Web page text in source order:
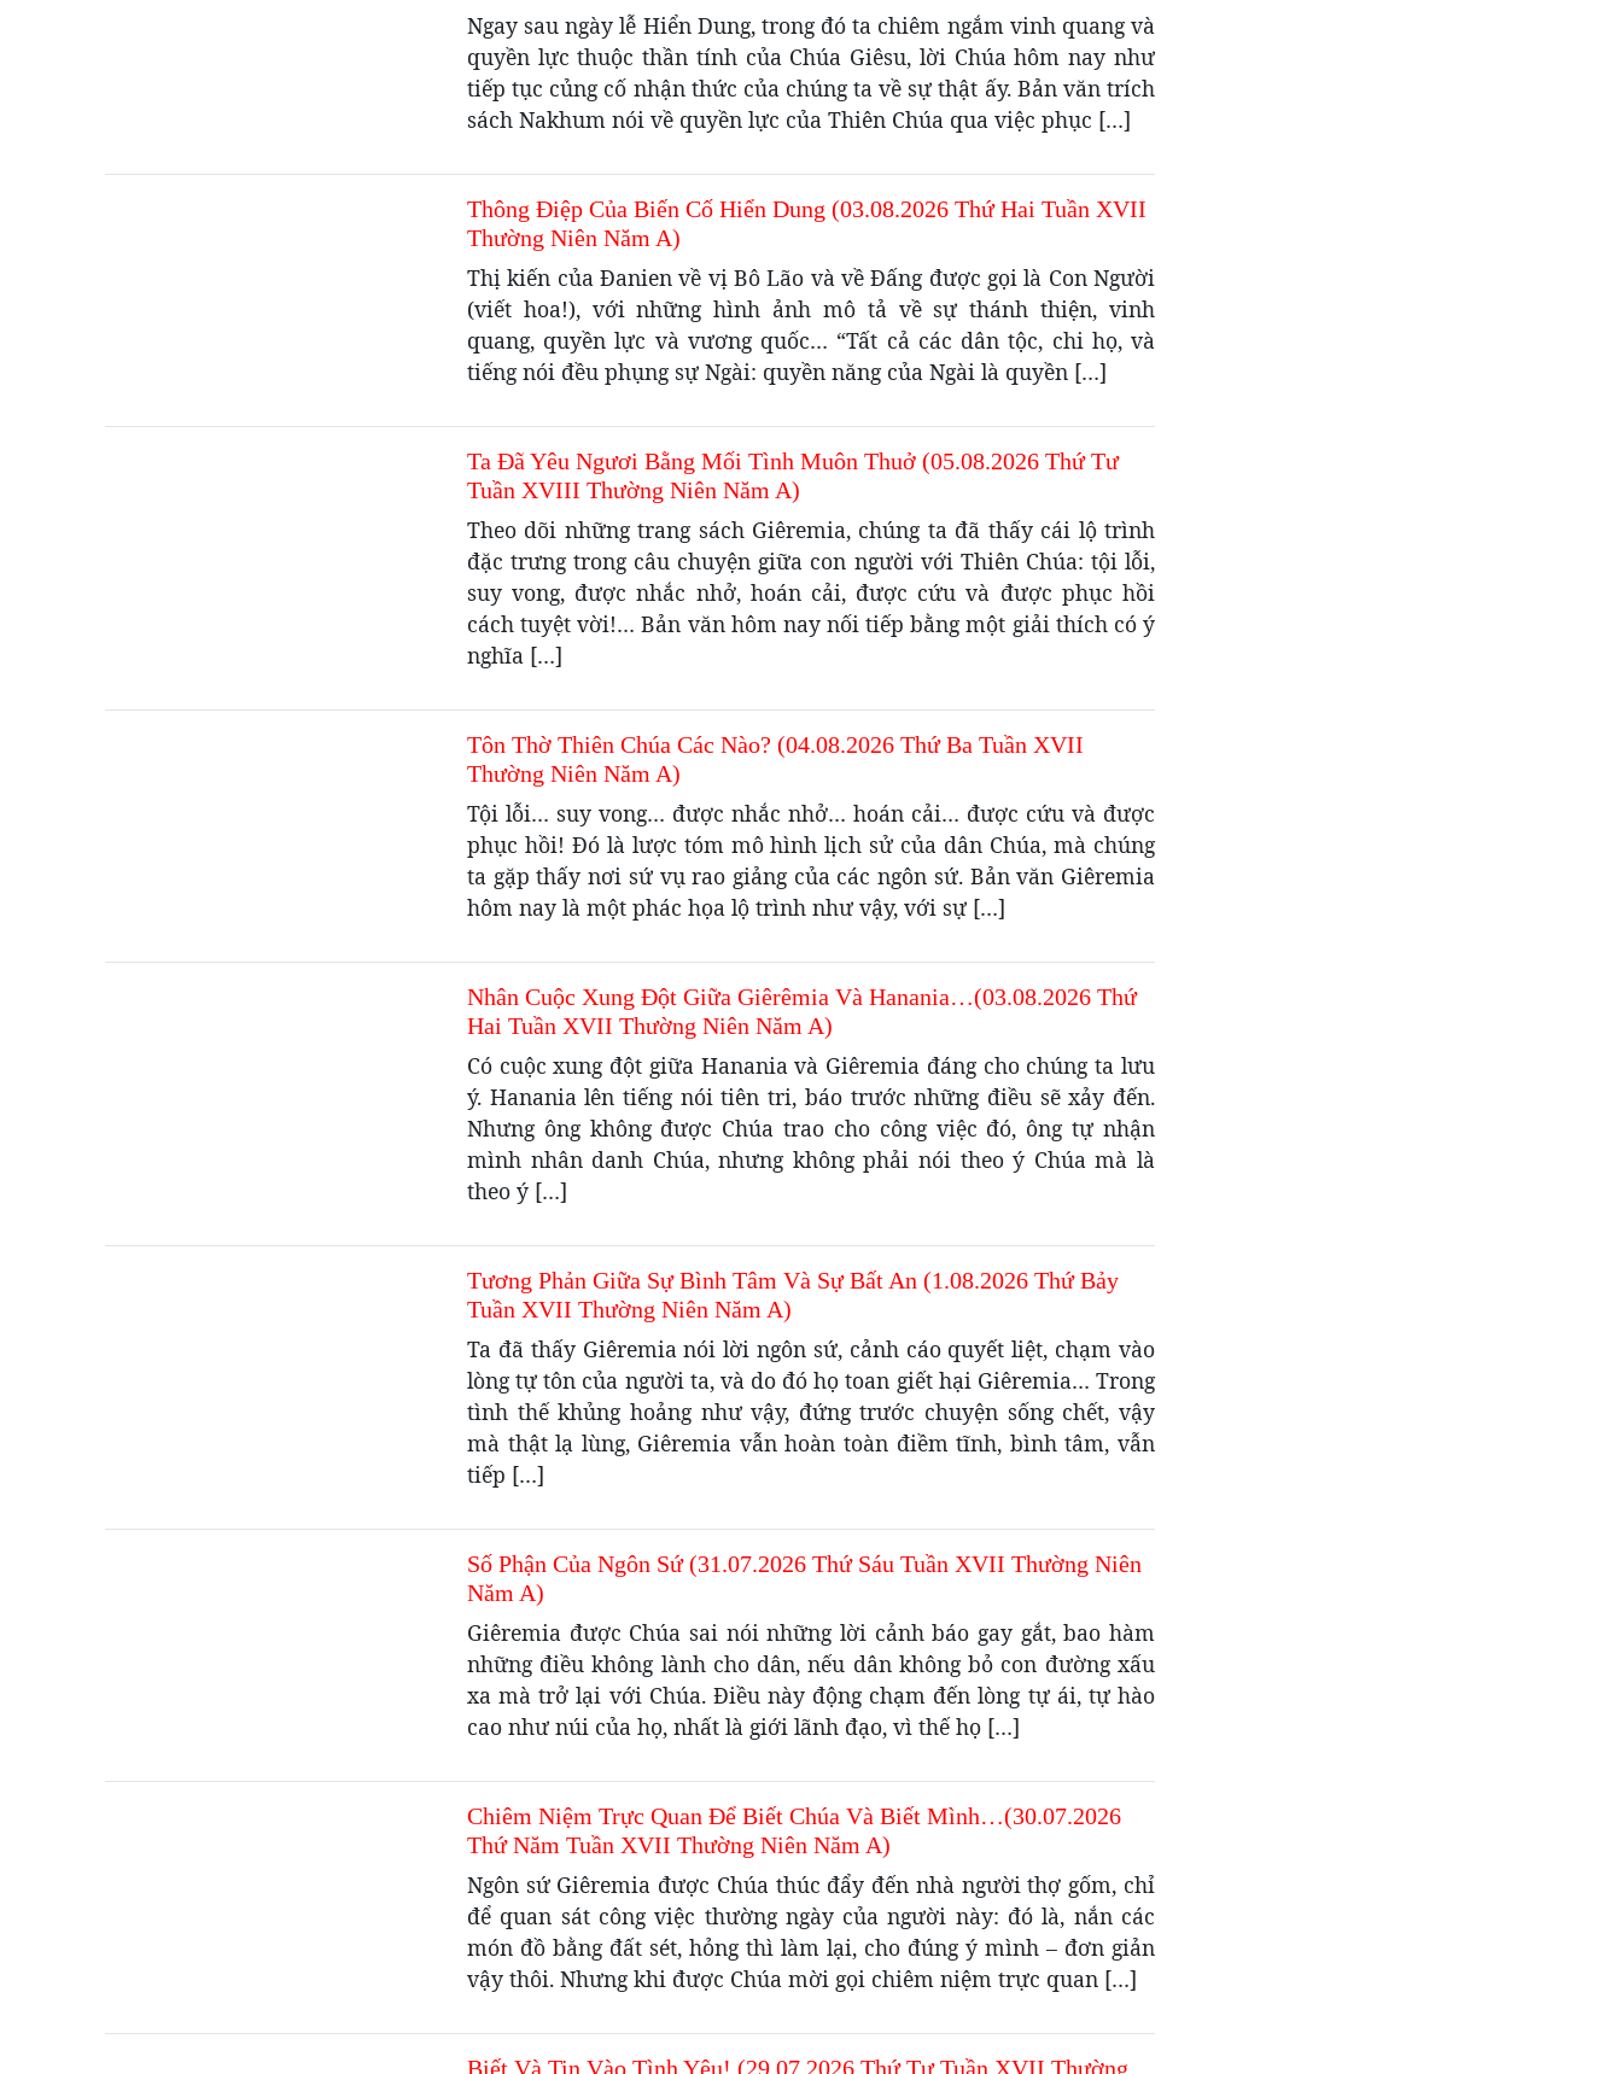
Ngay sau ngày lễ Hiển Dung, trong đó ta chiêm ngắm vinh quang và
quyền lực thuộc thần tính của Chúa Giêsu, lời Chúa hôm nay như
tiếp tục củng cố nhận thức của chúng ta về sự thật ấy. Bản văn trích
sách Nakhum nói về quyền lực của Thiên Chúa qua việc phục […]
Thông Điệp Của Biến Cố Hiển Dung (03.08.2026 Thứ Hai Tuần XVII
Thường Niên Năm A)
Thị kiến của Đanien về vị Bô Lão và về Đấng được gọi là Con Người
(viết hoa!), với những hình ảnh mô tả về sự thánh thiện, vinh
quang, quyền lực và vương quốc… “Tất cả các dân tộc, chi họ, và
tiếng nói đều phụng sự Ngài: quyền năng của Ngài là quyền […]
Ta Đã Yêu Ngươi Bằng Mối Tình Muôn Thuở (05.08.2026 Thứ Tư
Tuần XVIII Thường Niên Năm A)
Theo dõi những trang sách Giêremia, chúng ta đã thấy cái lộ trình
đặc trưng trong câu chuyện giữa con người với Thiên Chúa: tội lỗi,
suy vong, được nhắc nhở, hoán cải, được cứu và được phục hồi
cách tuyệt vời!… Bản văn hôm nay nối tiếp bằng một giải thích có ý
nghĩa […]
Tôn Thờ Thiên Chúa Các Nào? (04.08.2026 Thứ Ba Tuần XVII
Thường Niên Năm A)
Tội lỗi… suy vong… được nhắc nhở… hoán cải… được cứu và được
phục hồi! Đó là lược tóm mô hình lịch sử của dân Chúa, mà chúng
ta gặp thấy nơi sứ vụ rao giảng của các ngôn sứ. Bản văn Giêremia
hôm nay là một phác họa lộ trình như vậy, với sự […]
Nhân Cuộc Xung Đột Giữa Giêrêmia Và Hanania…(03.08.2026 Thứ
Hai Tuần XVII Thường Niên Năm A)
Có cuộc xung đột giữa Hanania và Giêremia đáng cho chúng ta lưu
ý. Hanania lên tiếng nói tiên tri, báo trước những điều sẽ xảy đến.
Nhưng ông không được Chúa trao cho công việc đó, ông tự nhận
mình nhân danh Chúa, nhưng không phải nói theo ý Chúa mà là
theo ý […]
Tương Phản Giữa Sự Bình Tâm Và Sự Bất An (1.08.2026 Thứ Bảy
Tuần XVII Thường Niên Năm A)
Ta đã thấy Giêremia nói lời ngôn sứ, cảnh cáo quyết liệt, chạm vào
lòng tự tôn của người ta, và do đó họ toan giết hại Giêremia… Trong
tình thế khủng hoảng như vậy, đứng trước chuyện sống chết, vậy
mà thật lạ lùng, Giêremia vẫn hoàn toàn điềm tĩnh, bình tâm, vẫn
tiếp […]
Số Phận Của Ngôn Sứ (31.07.2026 Thứ Sáu Tuần XVII Thường Niên
Năm A)
Giêremia được Chúa sai nói những lời cảnh báo gay gắt, bao hàm
những điều không lành cho dân, nếu dân không bỏ con đường xấu
xa mà trở lại với Chúa. Điều này động chạm đến lòng tự ái, tự hào
cao như núi của họ, nhất là giới lãnh đạo, vì thế họ […]
Chiêm Niệm Trực Quan Để Biết Chúa Và Biết Mình…(30.07.2026
Thứ Năm Tuần XVII Thường Niên Năm A)
Ngôn sứ Giêremia được Chúa thúc đẩy đến nhà người thợ gốm, chỉ
để quan sát công việc thường ngày của người này: đó là, nắn các
món đồ bằng đất sét, hỏng thì làm lại, cho đúng ý mình – đơn giản
vậy thôi. Nhưng khi được Chúa mời gọi chiêm niệm trực quan […]
Biết Và Tin Vào Tình Yêu! (29.07.2026 Thứ Tư Tuần XVII Thường